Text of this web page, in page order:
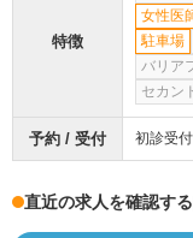
特徴
女性医
駐車場
バリア
セカン
予約 / 受付 初診受付
直近の求人を確認する